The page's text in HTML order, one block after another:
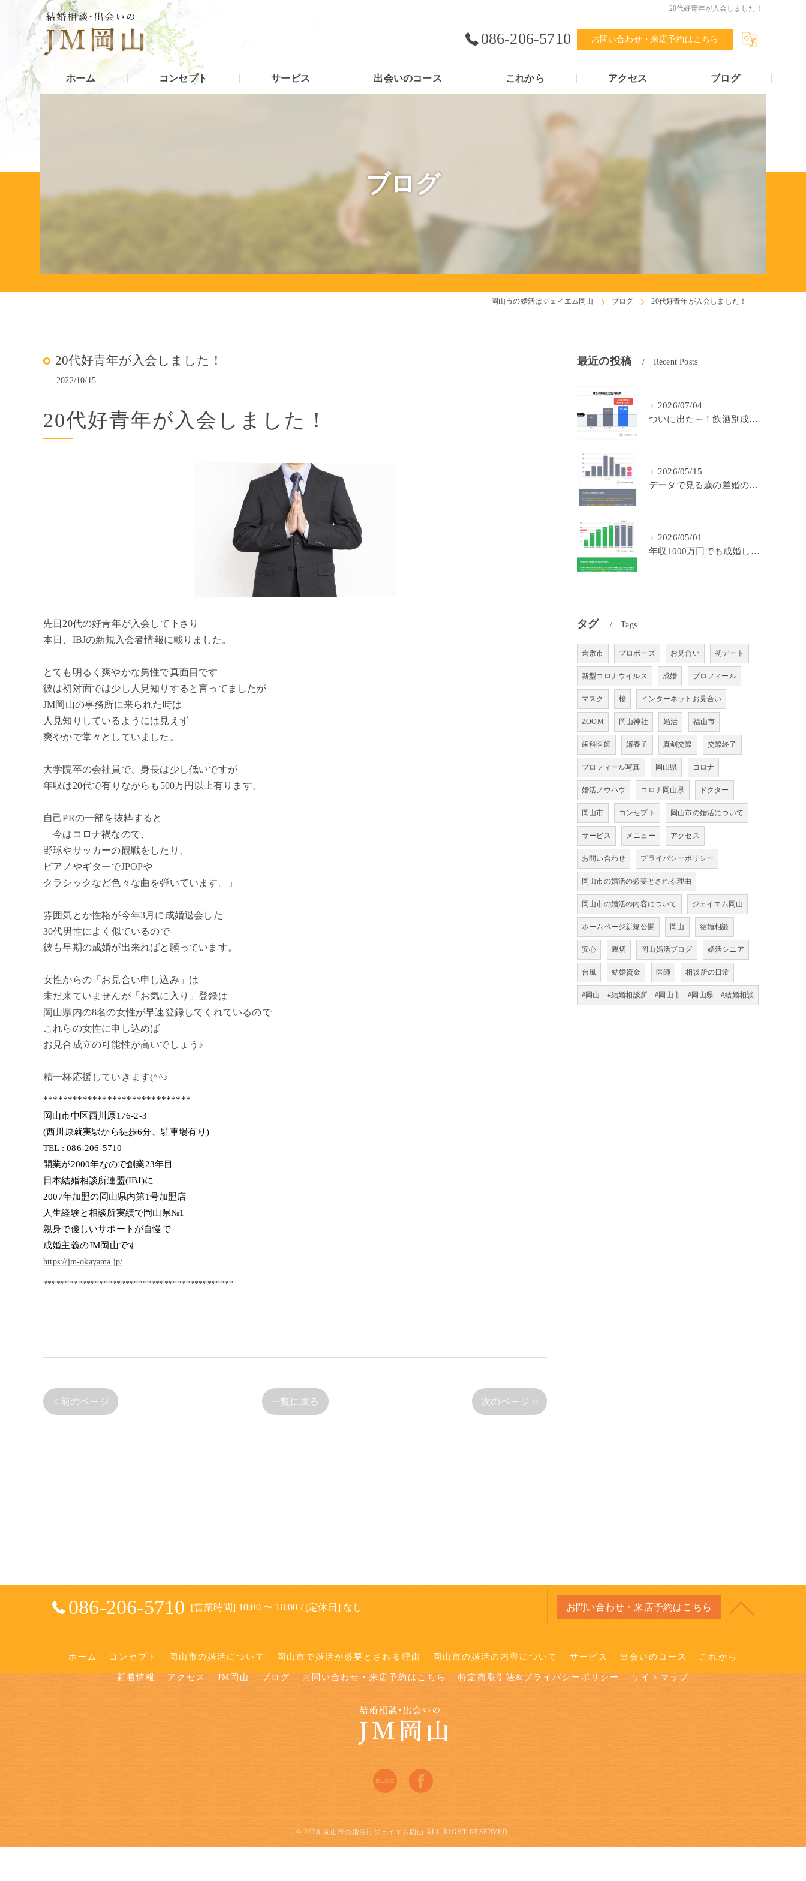
20代好青年が入会しました！
086-206-5710 お問い合わせ・来店予約はこちら
ホーム コンセプト サービス 出会いのコース これから アクセス ブログ
ブログ
岡山市の婚活はジェイエム岡山 ブログ 20代好青年が入会しました！
20代好青年が入会しました！
2022/10/15
20代好青年が入会しました！
先日20代の好青年が入会して下さり
本日、IBJの新規入会者情報に載りました。
とても明るく爽やかな男性で真面目です
彼は初対面では少し人見知りすると言ってましたが
JM岡山の事務所に来られた時は
人見知りしているようには見えず
爽やかで堂々としていました。
大学院卒の会社員で、身長は少し低いですが
年収は20代で有りながらも500万円以上有ります。
自己PRの一部を抜粋すると
「今はコロナ禍なので、
野球やサッカーの観戦をしたり、
ピアノやギターでJPOPや
クラシックなど色々な曲を弾いています。」
雰囲気とか性格が今年3月に成婚退会した
30代男性によく似ているので
彼も早期の成婚が出来ればと願っています。
女性からの「お見合い申し込み」は
未だ来ていませんが「お気に入り」登録は
岡山県内の8名の女性が早速登録してくれているので
これらの女性に申し込めば
お見合成立の可能性が高いでしょう♪
精一杯応援していきます(^^♪
******************************
岡山市中区西川原176-2-3
(西川原就実駅から徒歩6分、駐車場有り)
TEL : 086-206-5710
開業が2000年なので創業23年目
日本結婚相談所連盟(IBJ)に
2007年加盟の岡山県内第1号加盟店
人生経験と相談所実績で岡山県№1
親身で優しいサポートが自慢で
成婚主義のJM岡山です
https://jm-okayama.jp/
********************************************
< 前のページ 一覧に戻る 次のページ >
最近の投稿 Recent Posts
2026/07/04
ついに出た～！飲酒別成婚率(IBJ)！
2026/05/15
データで見る歳の差婚の確率の低さ。
2026/05/01
年収1000万円でも成婚しやすいとは限らない? 「年収帯別の成婚率」のリアル
タグ Tags
倉敷市 プロポーズ お見合い 初デート
新型コロナウイルス 成婚 プロフィール
マスク 桜 インターネットお見合い
ZOOM 岡山神社 婚活 福山市
歯科医師 婿養子 真剣交際 交際終了
プロフィール写真 岡山県 コロナ
婚活ノウハウ コロナ岡山県 ドクター
岡山市 コンセプト 岡山市の婚活について
サービス メニュー アクセス
お問い合わせ プライバシーポリシー
岡山市の婚活の必要とされる理由
岡山市の婚活の内容について ジェイエム岡山
ホームページ新規公開 岡山 結婚相談
安心 親切 岡山婚活ブログ 婚活シニア
台風 結婚資金 医師 相談所の日常
#岡山 #結婚相談所 #岡山市 #岡山県 #結婚相談
086-206-5710 [営業時間] 10:00 〜 18:00 / [定休日] なし お問い合わせ・来店予約はこちら
ホーム コンセプト 岡山市の婚活について 岡山市で婚活が必要とされる理由 岡山市の婚活の内容について サービス 出会いのコース これから
新着情報 アクセス JM岡山 ブログ お問い合わせ・来店予約はこちら 特定商取引法&プライバシーポリシー サイトマップ
© 2026 岡山市の婚活はジェイエム岡山 ALL RIGHT RESERVED.